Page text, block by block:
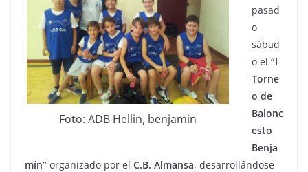
Foto: ADB Hellin, benjamin
pasad
o
sábad
o el “I
Torne
o de
Balonc
esto
Benja
mín” organizado por el C.B. Almansa, desarrollándose